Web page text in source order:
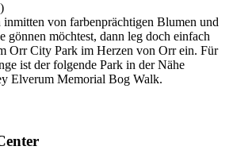
inmitten von farbenprächtigen Blumen und
gönnen möchtest, dann leg doch einfach
Orr City Park im Herzen von Orr ein. Für
ist der folgende Park in der Nähe
Elverum Memorial Bog Walk.